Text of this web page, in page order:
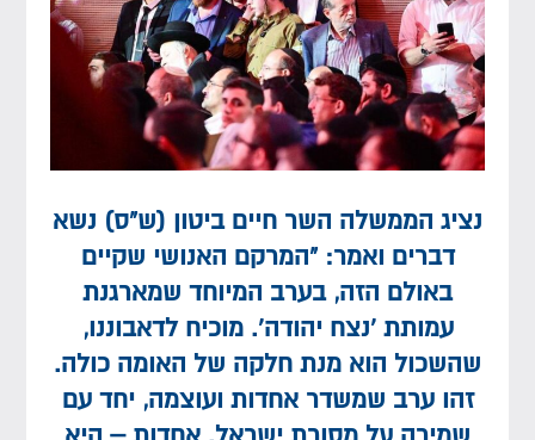
נציג הממשלה השר חיים ביטון (ש”ס) נשא
דברים ואמר: “המרקם האנושי שקיים
באולם הזה, בערב המיוחד שמארגנת
עמותת ‘נצח יהודה’. מוכיח לדאבוננו,
שהשכול הוא מנת חלקה של האומה כולה.
זהו ערב שמשדר אחדות ועוצמה, יחד עם